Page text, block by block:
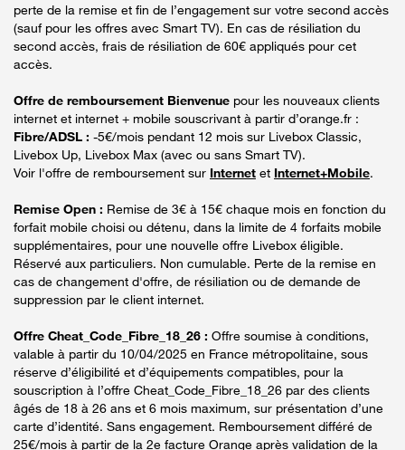
perte de la remise et fin de l’engagement sur votre second accès
(sauf pour les offres avec Smart TV). En cas de résiliation du
second accès, frais de résiliation de 60€ appliqués pour cet
accès.
Offre de remboursement Bienvenue pour les nouveaux clients
internet et internet + mobile souscrivant à partir d’orange.fr :
Fibre/ADSL : -5€/mois pendant 12 mois sur Livebox Classic,
Livebox Up, Livebox Max (avec ou sans Smart TV).
Voir l'offre de remboursement sur Internet et Internet+Mobile.
Remise Open : Remise de 3€ à 15€ chaque mois en fonction du
forfait mobile choisi ou détenu, dans la limite de 4 forfaits mobile
supplémentaires, pour une nouvelle offre Livebox éligible.
Réservé aux particuliers. Non cumulable. Perte de la remise en
cas de changement d'offre, de résiliation ou de demande de
suppression par le client internet.
Offre Cheat_Code_Fibre_18_26 : Offre soumise à conditions,
valable à partir du 10/04/2025 en France métropolitaine, sous
réserve d’éligibilité et d’équipements compatibles, pour la
souscription à l’offre Cheat_Code_Fibre_18_26 par des clients
âgés de 18 à 26 ans et 6 mois maximum, sur présentation d’une
carte d’identité. Sans engagement. Remboursement différé de
25€/mois à partir de la 2e facture Orange après validation de la